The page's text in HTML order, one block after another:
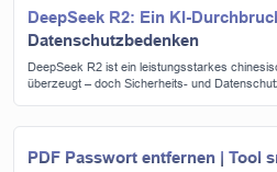
DeepSeek R2: Ein KI-
Datenschutzbedenken
DeepSeek R2 ist ein leistungsstarkes
überzeugt – doch Sicherheits- und
PDF Passwort entfernen | Tool